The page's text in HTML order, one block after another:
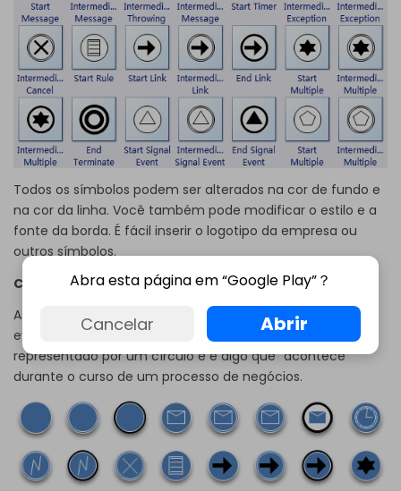
Todos os símbolos podem ser alterados na cor de fundo e
na cor da linha. Você também pode modificar o estilo e a
fonte da borda. É fácil inserir o logotipo da empresa ou
outros símbolos.
Como Desenhar um Diagrama BPMN
As seguintes formas do BPMN são algumas formas de
eventos do BPMN comumente usadas. Um evento é
representado por um círculo e é algo que "acontece"
durante o curso de um processo de negócios.
Abra esta página em “Google Play”？
Cancelar Abrir